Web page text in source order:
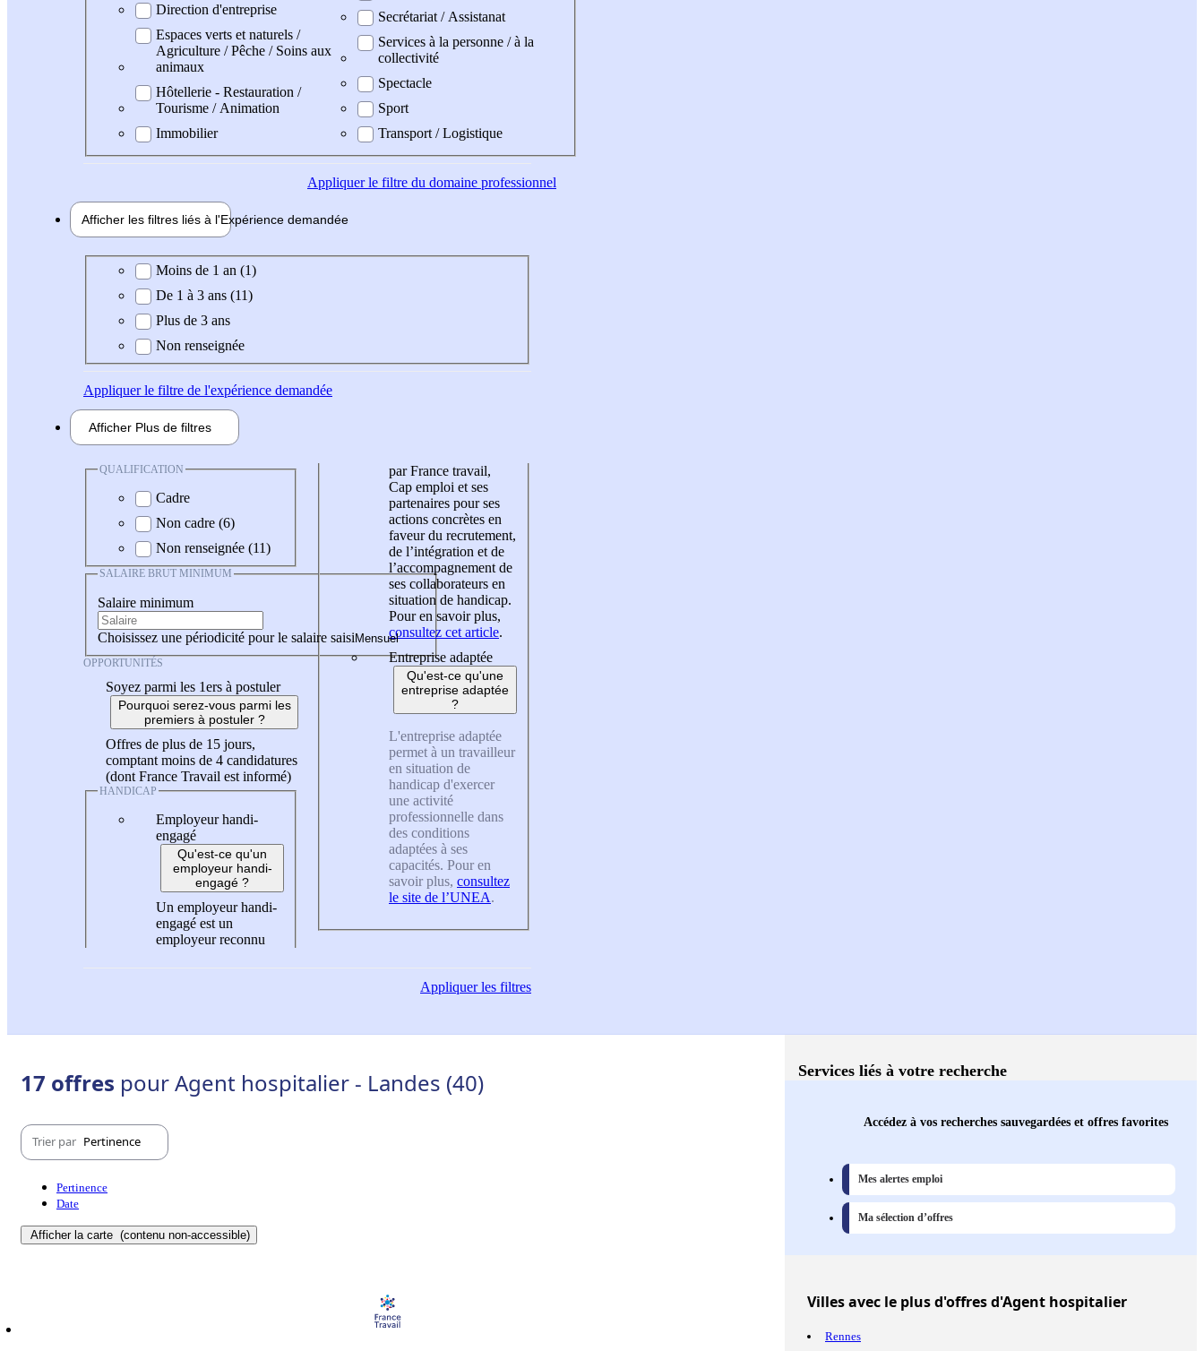
Direction d'entreprise
Espaces verts et naturels /
Agriculture / Pêche / Soins aux
animaux
Hôtellerie - Restauration /
Tourisme / Animation
Immobilier
Secrétariat / Assistanat
Services à la personne / à la
collectivité
Spectacle
Sport
Transport / Logistique
Appliquerle filtre du domaine professionnel
Afficher les filtres liés à l'Expérience demandée
Expérience demandée
Moins de 1 an (1)
De 1 à 3 ans (11)
Plus de 3 ans
Non renseignée
Appliquerle filtre de l'expérience demandée
Afficher Plus de filtres
QUALIFICATION
Cadre
Non cadre (6)
Non renseignée (11)
SALAIRE BRUT MINIMUM
Salaire minimum
Choisissez une périodicité pour le salaire saisi
OPPORTUNITÉS
Soyez parmi les 1ers à postuler
Pourquoi serez-vous parmi les
premiers à postuler ?
Offres de plus de 15 jours,
comptant moins de 4 candidatures
(dont France Travail est informé)
HANDICAP
Employeur handi-
engagé
Qu'est-ce qu'un
employeur handi-
engagé ?
Un employeur handi-
engagé est un
employeur reconnu
par France travail,
Cap emploi et ses
partenaires pour ses
actions concrètes en
faveur du recrutement,
de l’intégration et de
l’accompagnement de
ses collaborateurs en
situation de handicap.
Pour en savoir plus,
consultez cet article.
Entreprise adaptée
Qu'est-ce qu'une
entreprise adaptée
?
L'entreprise adaptée
permet à un travailleur
en situation de
handicap d'exercer
une activité
professionnelle dans
des conditions
adaptées à ses
capacités. Pour en
savoir plus, consultez
le site de l’UNEA.
Appliquerles filtres
17 offres pour Agent hospitalier - Landes (40)
Trier par Pertinence
Pertinence
Date
Afficher la carte (contenu non-accessible)
Services liés à votre recherche
Accédez à vos recherches sauvegardées et offres favorites
Mes alertes emploi
Ma sélection d’offres
Villesavec le plus d'offres d'Agent hospitalier
Rennes